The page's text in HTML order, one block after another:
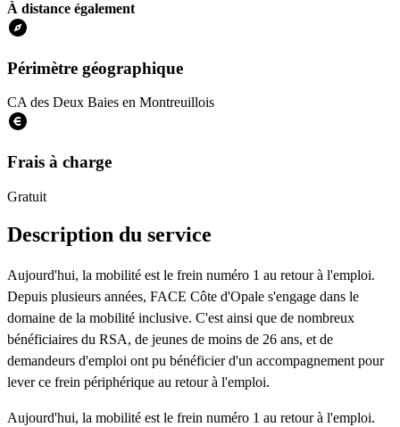
À distance également
Périmètre géographique
CA des Deux Baies en Montreuillois
Frais à charge
Gratuit
Description du service
Aujourd'hui, la mobilité est le frein numéro 1 au retour à l'emploi.
Depuis plusieurs années, FACE Côte d'Opale s'engage dans le
domaine de la mobilité inclusive. C'est ainsi que de nombreux
bénéficiaires du RSA, de jeunes de moins de 26 ans, et de
demandeurs d'emploi ont pu bénéficier d'un accompagnement pour
lever ce frein périphérique au retour à l'emploi.
Aujourd'hui, la mobilité est le frein numéro 1 au retour à l'emploi.